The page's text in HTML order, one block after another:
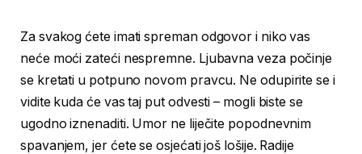
Za svakog ćete imati spreman odgovor i niko vas
neće moći zateći nespremne. Ljubavna veza počinje
se kretati u potpuno novom pravcu. Ne odupirite se i
vidite kuda će vas taj put odvesti – mogli biste se
ugodno iznenaditi. Umor ne liječite popodnevnim
spavanjem, jer ćete se osjećati još lošije. Radije